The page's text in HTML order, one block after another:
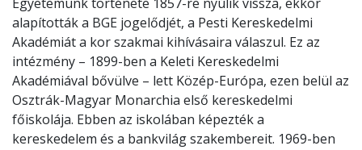
alapították a BGE jogelődjét, a Pesti Kereskedelmi
Akadémiát a kor szakmai kihívásaira válaszul. Ez az
intézmény – 1899-ben a Keleti Kereskedelmi
Akadémiával bővülve – lett Közép-Európa, ezen belül az
Osztrák-Magyar Monarchia első kereskedelmi
főiskolája. Ebben az iskolában képezték a
kereskedelem és a bankvilág szakembereit. 1969-ben